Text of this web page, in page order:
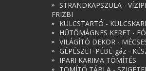
STRANDKAPSZULA -
FRIZBI
KULCSTARTÓ -
HŰTŐMÁGNES KERET -
VILÁGÍTÓ DEKOR -
GÉPÉSZET-PÉBÉ-gáz -
IPARI KARIMA TÖMÍTÉS